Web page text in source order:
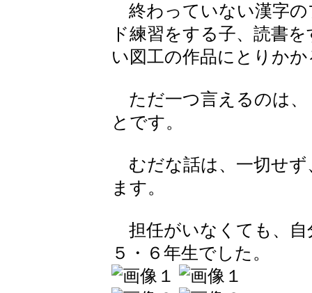
終わっていない漢字の
ド練習をする子、読書
い図工の作品にとりか
ただ一つ言えるのは、
とです。
むだな話は、一切せず
ます。
担任がいなくても、自
５・６年生でした。